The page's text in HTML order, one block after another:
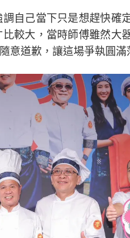
自己當下只是想趕快確
較大，當時師傅雖然大
意道歉，讓這場爭執圓滿